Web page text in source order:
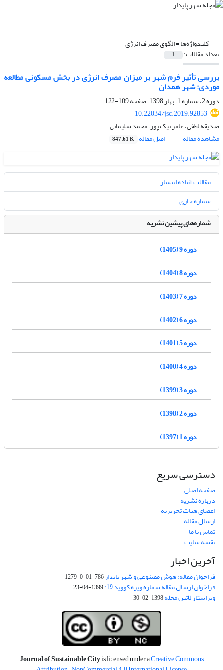
کلیدواژه‌ها =الگوی مصرف انرژی
تعداد مقالات: 1
بررسی تأثیر فرم شهر بر میزان مصرف انرژی در بخش مسکونی مطالعه
موردی: شهر همدان
دوره 2، شماره 1، بهار 1398، صفحه
109-122
10.22034/jsc.2019.92853
صدیقه لطفی، عامر نیک پور، محمد سلیمانی
مشاهده مقاله
اصل مقاله 847.61 K
مقالات آماده انتشار
شماره جاری
شماره‌های پیشین نشریه
دوره 9 (1405)
دوره 8 (1404)
دوره 7 (1403)
دوره 6 (1402)
دوره 5 (1401)
دوره 4 (1400)
دوره 3 (1399)
دوره 2 (1398)
دوره 1 (1397)
دسترسی سریع
صفحه اصلی
درباره نشریه
اعضای هیات تحریریه
ارسال مقاله
تماس با ما
نقشه سایت
آخرین اخبار
فراخوان مقاله: هوش مصنوعی و شهر پایدار786-01-0-1279
فراخوان ارسال مقاله شماره ویژه کووید 19: 1399-04-23
ویراستار لاتین مجله1398-02-30
Journal of Sustainable Cityis licensed under aCreative Commons